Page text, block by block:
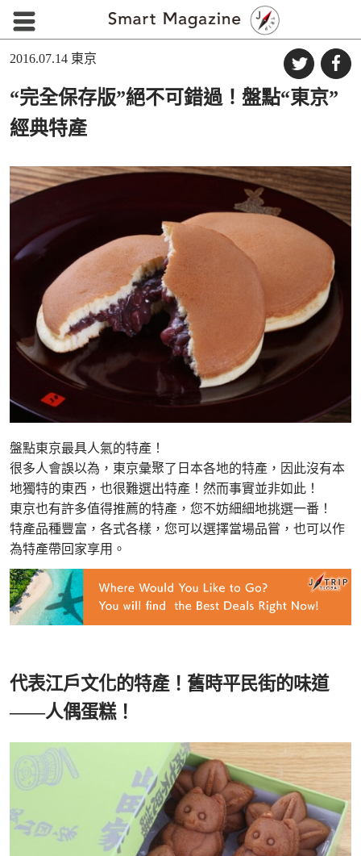
2016.07.14 東京
“完全保存版”絕不可錯過！盤點“東京”
經典特產
盤點東京最具人氣的特產！
很多人會誤以為，東京彙聚了日本各地的特產，因此沒有本
地獨特的東西，也很難選出特產！然而事實並非如此！
東京也有許多值得推薦的特產，您不妨細細地挑選一番！
特產品種豐富，各式各樣，您可以選擇當場品嘗，也可以作
為特產帶回家享用。
代表江戶文化的特產！舊時平民街的味道
——人偶蛋糕！